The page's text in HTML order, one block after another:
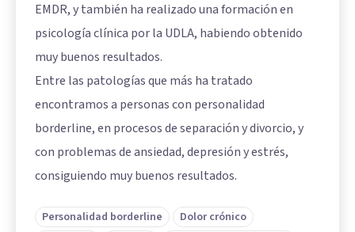
EMDR, y también ha realizado una formación en
psicología clínica por la UDLA, habiendo obtenido
muy buenos resultados.
Entre las patologías que más ha tratado
encontramos a personas con personalidad
borderline, en procesos de separación y divorcio, y
con problemas de ansiedad, depresión y estrés,
consiguiendo muy buenos resultados.
Personalidad borderline
Dolor crónico